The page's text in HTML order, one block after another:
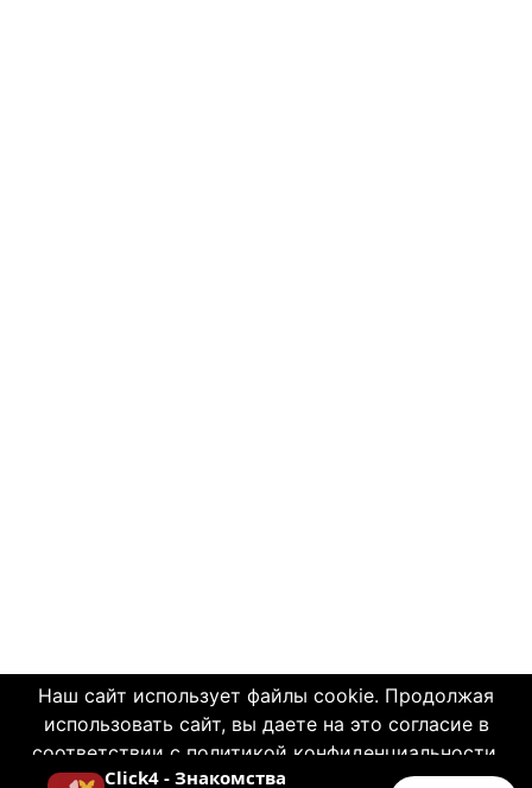
Наш сайт использует файлы cookie. Продолжая
использовать сайт, вы даете на это согласие в
соответствии с политикой конфиденциальности.
Click4 - Знакомства